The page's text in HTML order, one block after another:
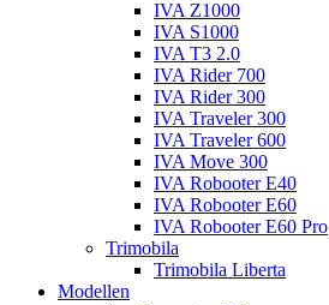
IVA Z1000
IVA S1000
IVA T3 2.0
IVA Rider 700
IVA Rider 300
IVA Traveler 300
IVA Traveler 600
IVA Move 300
IVA Robooter E40
IVA Robooter E60
IVA Robooter E60 Pro
Trimobila
Trimobila Liberta
Modellen